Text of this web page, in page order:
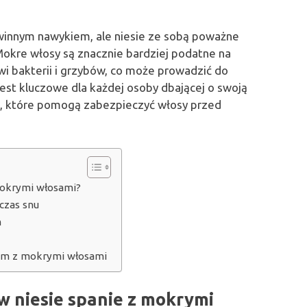
nawykiem, ale niesie ze sobą poważne
włosy są znacznie bardziej podatne na
bakterii i grzybów, co może prowadzić do
kluczowe dla każdej osoby dbającej o swoją
pomogą zabezpieczyć włosy przed
włosami?
snu
z mokrymi włosami
niesie spanie z mokrymi